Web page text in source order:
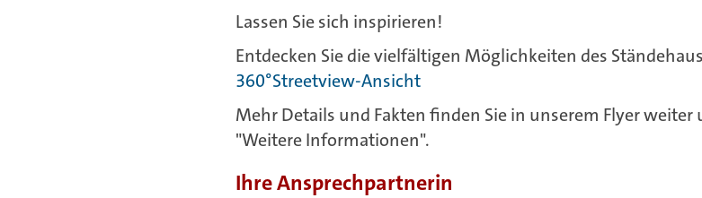
Lassen Sie sich inspirieren!
Entdecken Sie die vielfältigen Möglichkeiten des
360°Streetview-Ansicht
Mehr Details und Fakten finden Sie in unserem Flyer weiter
"Weitere Informationen".
Ihre Ansprechpartnerin